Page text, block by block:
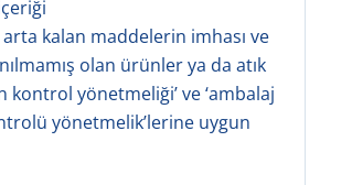
kalan maddelerin imhası ve
olan ürünler ya da atık
kontrol yönetmeliği’ ve ‘ambalaj
yönetmelik’lerine uygun